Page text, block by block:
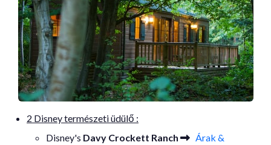
2 Disney természeti üdülő :
Disney's Davy Crockett Ranch
Árak &